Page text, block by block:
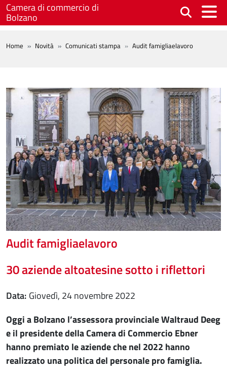
Salta al contenuto principale
Camera di commercio di
Bolzano
BREADCRUMB
Home Novità Comunicati stampa Audit famigliaelavoro
Audit famigliaelavoro
30 aziende altoatesine sotto i riflettori
Data
giovedì, 24 novembre 2022
Oggi a Bolzano l’assessora provinciale Waltraud Deeg
e il presidente della Camera di Commercio Ebner
hanno premiato le aziende che nel 2022 hanno
realizzato una politica del personale pro famiglia.